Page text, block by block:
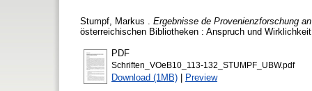
Stumpf, Markus
Ergebnisse de Provenienzforschung
österreichischen Bibliotheken : Anspruch und
PDF
Schriften_VOeB10_113-132_STUMPF_UBW.pdf
Download (1MB) | Preview